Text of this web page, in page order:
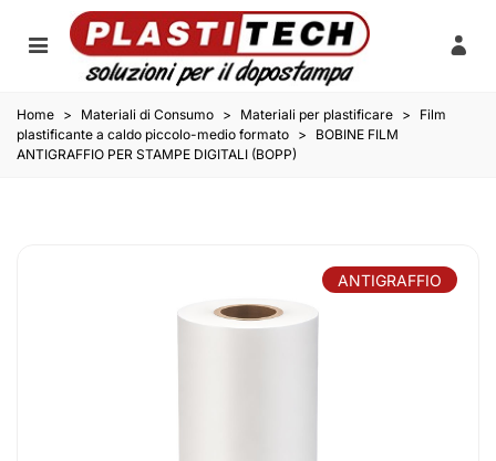
Home > Materiali di Consumo > Materiali per plastificare >
Film
plastificante a caldo piccolo-medio formato >
BOBINE FILM
ANTIGRAFFIO PER STAMPE DIGITALI (BOPP)
ANTIGRAFFIO